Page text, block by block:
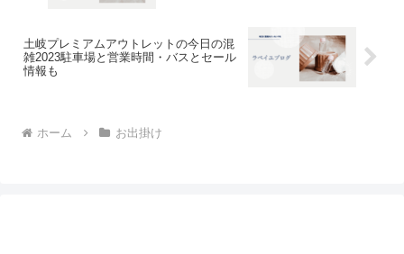
土岐プレミアムアウトレットの今日の混
雑2023駐車場と営業時間・バスとセール
情報も
ホーム お出掛け